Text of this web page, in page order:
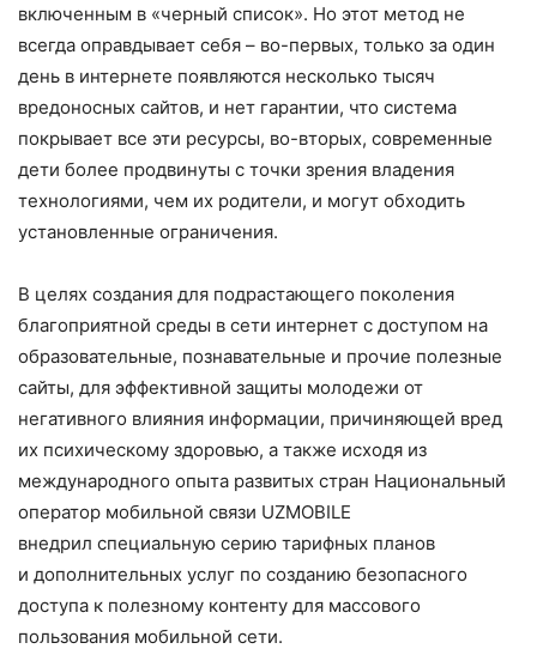
включенным в «черный список». Но этот метод не
всегда оправдывает себя – во-первых, только за один
день в интернете появляются несколько тысяч
вредоносных сайтов, и нет гарантии, что система
покрывает все эти ресурсы, во-вторых, современные
дети более продвинуты с точки зрения владения
технологиями, чем их родители, и могут обходить
установленные ограничения.
В целях создания для подрастающего поколения
благоприятной среды в сети интернет с доступом на
образовательные, познавательные и прочие полезные
сайты, для эффективной защиты молодежи от
негативного влияния информации, причиняющей вред
их психическому здоровью, а также исходя из
международного опыта развитых стран Национальный
оператор мобильной связи UZMOBILE
внедрил специальную серию тарифных планов
и дополнительных услуг по созданию безопасного
доступа к полезному контенту для массового
пользования мобильной сети.